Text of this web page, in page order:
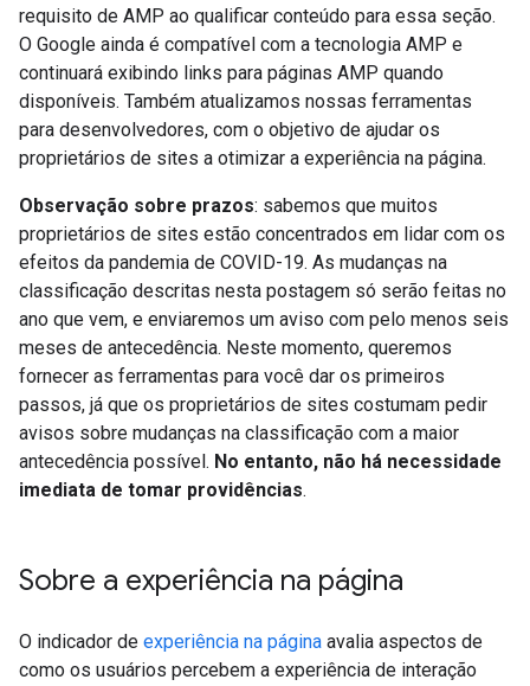
requisito de AMP ao qualificar conteúdo para essa seção.
O Google ainda é compatível com a tecnologia AMP e
continuará exibindo links para páginas AMP quando
disponíveis. Também atualizamos nossas ferramentas
para desenvolvedores, com o objetivo de ajudar os
proprietários de sites a otimizar a experiência na página.
Observação sobre prazos: sabemos que muitos
proprietários de sites estão concentrados em lidar com os
efeitos da pandemia de COVID-19. As mudanças na
classificação descritas nesta postagem só serão feitas no
ano que vem, e enviaremos um aviso com pelo menos seis
meses de antecedência. Neste momento, queremos
fornecer as ferramentas para você dar os primeiros
passos, já que os proprietários de sites costumam pedir
avisos sobre mudanças na classificação com a maior
antecedência possível. No entanto, não há necessidade
imediata de tomar providências.
Sobre a experiência na página
O indicador de experiência na página avalia aspectos de
como os usuários percebem a experiência de interação